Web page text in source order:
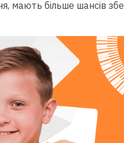
мають більше шансів